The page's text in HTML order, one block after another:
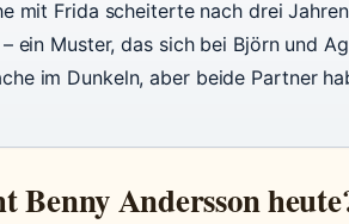
mit Frida scheiterte nach drei
ein Muster, das sich bei Björn und
im Dunkeln, aber beide Partner
Benny Andersson